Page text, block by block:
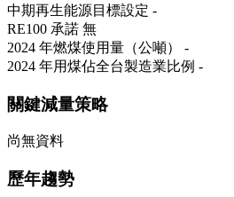
中期再生能源目標設定 -
RE100 承諾 無
2024 年燃煤使用量（公噸） -
2024 年用煤佔全台製造業比例 -
關鍵減量策略
尚無資料
歷年趨勢